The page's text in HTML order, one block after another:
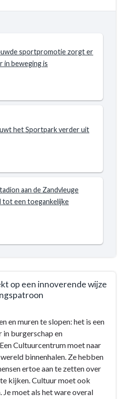
sportpromotie zorgt er
in beweging is
het Sportpark verder uit
aan de Zandvleuge
een toegankelijke
op een innoverende wijze
en muren te slopen: het is een
burgerschap en
Cultuurcentrum moet naar
binnenhalen. Ze hebben
ertoe aan te zetten over
kijken. Cultuur moet ook
Je moet als het ware overal